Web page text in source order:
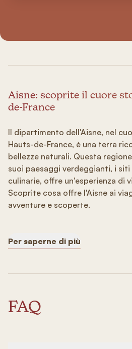
Aisne: scoprite il cuore
de-France
Il dipartimento dell'Aisne, nel
Hauts-de-France, è una terra
bellezze naturali. Questa
suoi paesaggi verdeggianti, i
culinarie, offre un'esperienza di
Scoprite cosa offre l'Aisne ai
avventure e scoperte.
Per saperne di più
FAQ